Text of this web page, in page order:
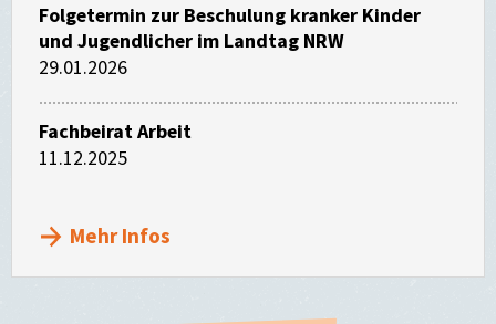
Folgetermin zur Beschulung kranker Kinder
und Jugendlicher im Landtag NRW
29.01.2026
Fachbeirat Arbeit
11.12.2025
Mehr Infos